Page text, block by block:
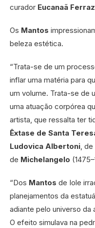
curador Eucanaã Ferraz
Os Mantos
beleza estética.
“Trata-se de um
inflar uma matéria para
um volume. Trata-se de
uma atuação corpórea
artista, que ressalta ter
Êxtase de Santa
Ludovica Albertoni , de
de Michelangelo
“Dos Mantos de Iole
planejamentos da
adiante pelo universo da
O efeito simulava na